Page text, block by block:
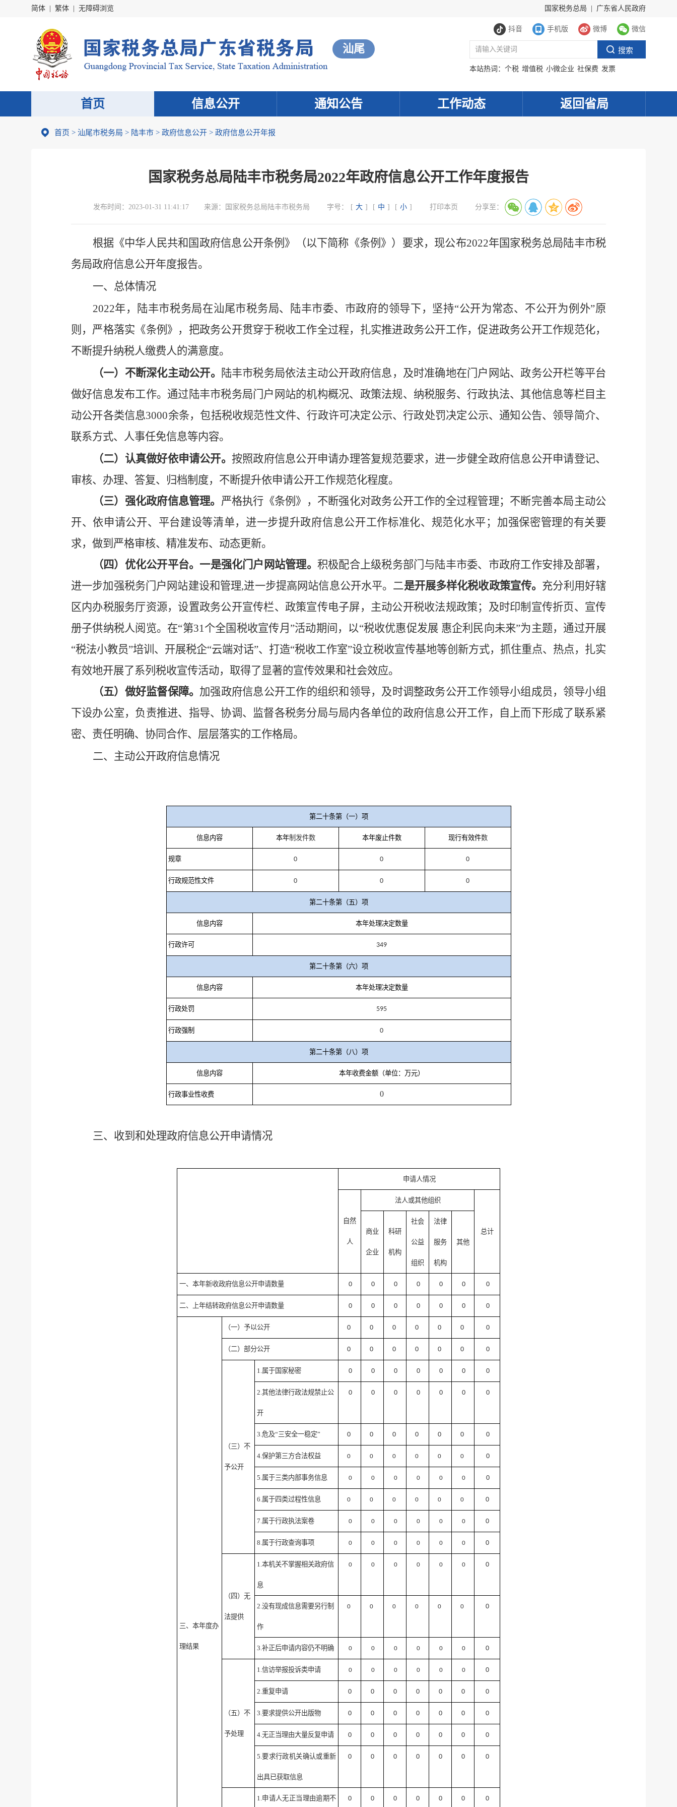
简体 繁体 无障碍浏览 国家税务总局 广东省人民政府
抖音 手机版 微博 微信
汕尾
本站热词： 个税 增值税 小微企业 社保费 发票
首页 信息公开 通知公告 工作动态 返回省局
首页 > 汕尾市税务局 > 陆丰市 > 政府信息公开 > 政府信息公开年报
国家税务总局陆丰市税务局2022年政府信息公开工作年度报告
发布时间： 2023-01-31 11:41:17 来源： 国家税务总局陆丰市税务局 字号： [ 大 ] [ 中 ] [ 小 ] 打印本页 分享至：
根据《中华人民共和国政府信息公开条例》 （以下简称《条例》）要求，现公布2022年国家税务总局陆丰市税
务局政府信息公开年度报告。
一、 总体情况
2022年，陆丰市税务局在汕尾市税务局、陆丰市委、市政府的领导下，坚持“公开为常态、不公开为例外”原
则，严格落实《条例》，把政务公开贯穿于税收工作全过程，扎实推进政务公开工作，促进政务公开工作规范化，
不断提升纳税人缴费人的满意度。
（一） 不断深化主动公开。
陆丰市税务局依法主动公开政府信息，及时准确地在门户网站、政务公开栏等平台
做好信息发布工作。通过陆丰市税务局门户网站的机构概况、政策法规、纳税服务、行政执法、其他信息等栏目主
动公开各类信息3000余条，包括税收规范性文件、行政许可决定公示、行政处罚决定公示、通知公告、领导简介、
联系方式、人事任免信息等内容。
（二） 认真做好依申请公开。 按照政府信息公开申请办理答复规范要求，进一步健全政府信息公开申请登记、
审核、办理、答复、归档制度，不断提升依申请公开工作规范化程度。
（三） 强化政府信息管理。 严格执行 《条例》
，不断强化对政务公开工作的全过程管理；不断完善本局主动公
开、依申请公开、平台建设等清单，进一步提升政府信息公开工作标准化、规范化水平；加强保密管理的有关要
求，做到严格审核、精准发布、动态更新。
（四） 优化公开平台。 一是强化门户网站管理。 积极配合上级税务部门与陆丰市委、市政府工作安排及部署，
进一步加强税务门户网站建设和管理,进一步提高网站信息公开水平。 二是开展多样化税收政策宣传。 充分利用好辖
区内办税服务厅资源，设置政务公开宣传栏、政策宣传电子屏，主动公开税收法规政策；及时印制宣传折页、宣传
册子供纳税人阅览。 在“第31个全国税收宣传月 ”活动期间，以“税收优惠促发展 惠企利民向未来”为主题，通过开展
“税法小教员”培训、开展税企“云端对话”、打造“税收工作室”设立税收宣传基地等创新方式， 抓住重点、热点，扎实
有效地开展了系列税收宣传活动，取得了显著的宣传效果和社会效应。
（五） 做好监督保障。 加强政府信息公开工作的组织和领导，及时调整政务公开工作领导小组成员，领导小组
下设办公室，负责推进、指导、协调、监督各税务分局与局内各单位的政府信息公开工作，自上而下形成了联系紧
密、责任明确、协同合作、层层落实的工作格局。
二、主动公开政府信息情况
第二十条第（一）项
信息内容 本年制发件数 本年废止件数 现行有效件数
规章 0 0 0
行政规范性文件 0 0 0
第二十条第（五）项
信息内容 本年处理决定数量
行政许可 349
第二十条第（六）项
信息内容 本年处理决定数量
行政处罚 595
行政强制 0
第二十条第（八）项
信息内容 本年收费金额（单位：万元）
行政事业性收费 0
三、收到和处理政府信息公开申请情况
申请人情况
自然
人
法人或其他组织
总计
商业
企业
科研
机构
社会
公益
组织
法律
服务
机构
其他
一、本年新收政府信息公开申请数量 0 0 0 0 0 0 0
二、上年结转政府信息公开申请数量 0 0 0 0 0 0 0
三、本年度办
理结果
（一）予以公开 0 0 0 0 0 0 0
（二）部分公开 0 0 0 0 0 0 0
（三）不
予公开
1.属于国家秘密 0 0 0 0 0 0 0
2.其他法律行政法规禁止公
开
0 0 0 0 0 0 0
3.危及“三安全一稳定” 0 0 0 0 0 0 0
4.保护第三方合法权益 0 0 0 0 0 0 0
5.属于三类内部事务信息 0 0 0 0 0 0 0
6.属于四类过程性信息 0 0 0 0 0 0 0
7.属于行政执法案卷 0 0 0 0 0 0 0
8.属于行政查询事项 0 0 0 0 0 0 0
（四）无
法提供
1.本机关不掌握相关政府信
息
0 0 0 0 0 0 0
2.没有现成信息需要另行制
作
0 0 0 0 0 0 0
3.补正后申请内容仍不明确 0 0 0 0 0 0 0
（五）不
予处理
1.信访举报投诉类申请 0 0 0 0 0 0 0
2.重复申请 0 0 0 0 0 0 0
3.要求提供公开出版物 0 0 0 0 0 0 0
4.无正当理由大量反复申请 0 0 0 0 0 0 0
5.要求行政机关确认或重新
出具已获取信息
0 0 0 0 0 0 0
1.申请人无正当理由逾期不 0 0 0 0 0 0 0